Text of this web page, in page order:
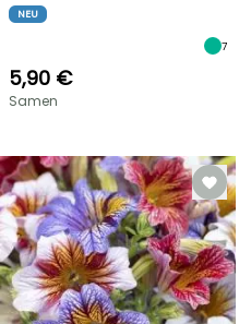
NEU
7
5,90 €
Samen